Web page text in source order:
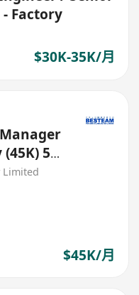
Factory
$30K-35K/月
5
Limited
$45K/月